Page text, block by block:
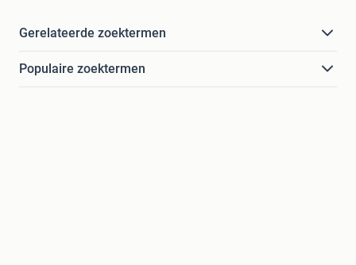
Gerelateerde zoektermen
Populaire zoektermen